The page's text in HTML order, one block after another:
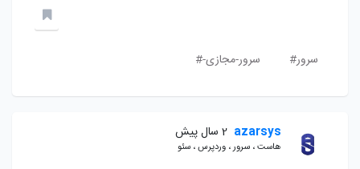
سرور# سرور-مجازی-#
azarsys 2 سال پیش
هاست ، سرور ، وردپرس ، سئو